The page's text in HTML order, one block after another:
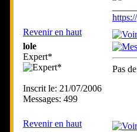
Revenir en haut
lole
Expert*
Inscrit le: 21/07/2006
Messages: 499
Pas
Revenir en haut